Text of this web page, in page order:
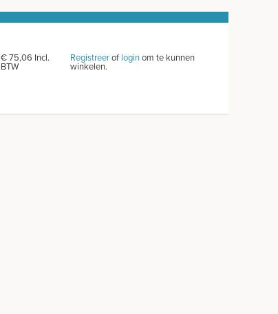
€ 75,06 Incl.
BTW
Registreerof loginom te kunnen
winkelen.